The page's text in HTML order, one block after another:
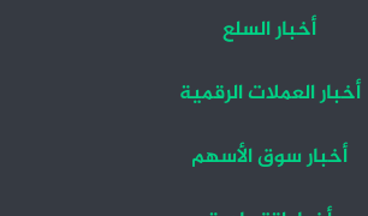
أخبار السلع
أخبار العملات الرقمية
أخبار سوق الأسهم